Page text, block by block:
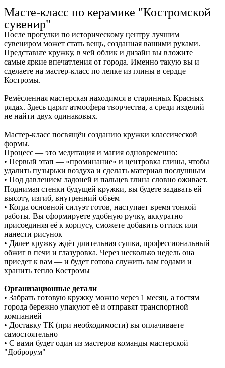
Масте-класс по керамике "Костромской
сувенир"
После прогулки по историческому центру лучшим
сувениром может стать вещь, созданная вашими руками.
Представьте кружку, в чей облик и дизайн вы вложите
самые яркие впечатления от города. Именно такую вы и
сделаете на мастер-класс по лепке из глины в сердце
Костромы.
Ремёсленная мастерская находимся в старинных Красных
рядах. Здесь царит атмосфера творчества, а среди изделий
не найти двух одинаковых.
Мастер-класс посвящён созданию кружки классической
формы.
Процесс — это медитация и магия одновременно:
• Первый этап — «проминание» и центровка глины, чтобы
удалить пузырьки воздуха и сделать материал послушным
• Под давлением ладоней и пальцев глина словно оживает.
Поднимая стенки будущей кружки, вы будете задавать ей
высоту, изгиб, внутренний объём
• Когда основной силуэт готов, наступает время тонкой
работы. Вы сформируете удобную ручку, аккуратно
присоединяя её к корпусу, сможете добавить оттиск или
нанести рисунок
• Далее кружку ждёт длительная сушка, профессиональный
обжиг в печи и глазуровка. Через несколько недель она
приедет к вам — и будет готова служить вам годами и
хранить тепло Костромы
Организационные детали
• Забрать готовую кружку можно через 1 месяц, а гостям
города бережно упакуют её и отправят транспортной
компанией
• Доставку ТК (при необходимости) вы оплачиваете
самостоятельно
• С вами будет один из мастеров команды мастерской
"Доброрум"